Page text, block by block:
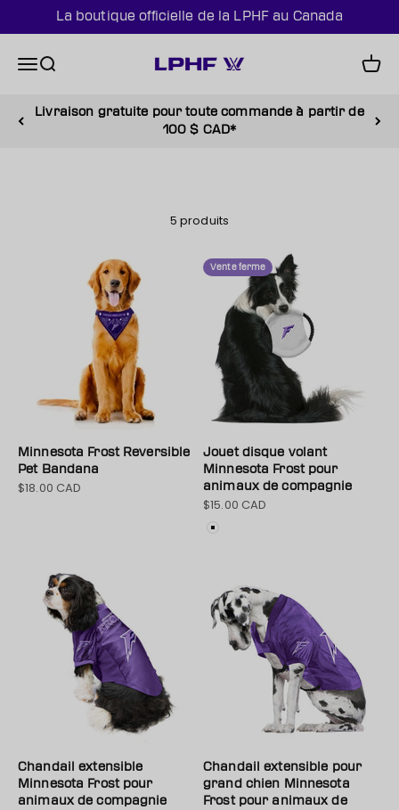
Passer au contenu
La boutique officielle de la LPHF au Canada
MenuRecherche
Livraison gratuite pour toute commande à partir de
100 $ CAD*
5 produits
Minnesota Frost Reversible
Pet Bandana
Prix de vente
$18.00 CAD
Vente ferme
Jouet disque volant
Minnesota Frost pour
animaux de compagnie
Prix de vente
$15.00 CAD
Couleur
Chandail extensible
Minnesota Frost pour
animaux de compagnie
Chandail extensible pour
grand chien Minnesota
Frost pour animaux de